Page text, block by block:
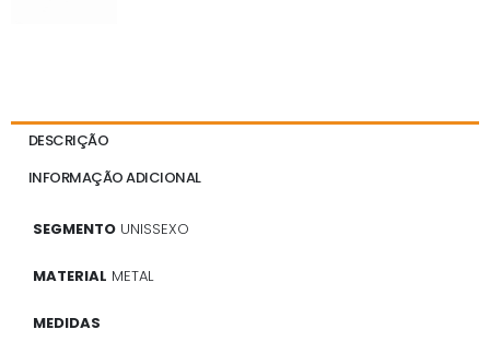
DESCRIÇÃO
INFORMAÇÃO ADICIONAL
SEGMENTO UNISSEXO
MATERIAL METAL
MEDIDAS